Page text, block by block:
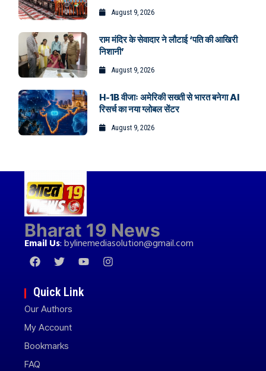
August 9, 2026
राम मंदिर के सेवादार ने लौटाई ‘पति की आखिरी
निशानी’
August 9, 2026
H-1B वीजाः अमेरिकी सख्ती से भारत बनेगा AI
रिसर्च का नया ग्लोबल सेंटर
August 9, 2026
Bharat 19 News
Email Us:bylinemediasolution@gmail.com
Quick Link
Our Authors
My Account
Bookmarks
FAQ